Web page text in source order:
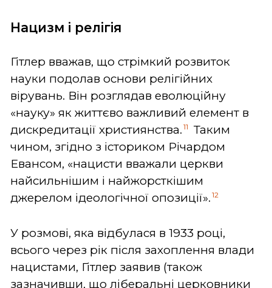
Нацизм і релігія
Гітлер вважав, що стрімкий розвиток
науки подолав основи релігійних
вірувань. Він розглядав еволюційну
«науку» як життєво важливий елемент в
дискредитації християнства. 11
Таким
чином, згідно з істориком Річардом
Евансом, «нацисти вважали церкви
найсильнішим і найжорсткішим
джерелом ідеологічної опозиції». 12
У розмові, яка відбулася в 1933 році,
всього через рік після захоплення влади
нацистами, Гітлер заявив (також
зазначивши, що ліберальні церковники